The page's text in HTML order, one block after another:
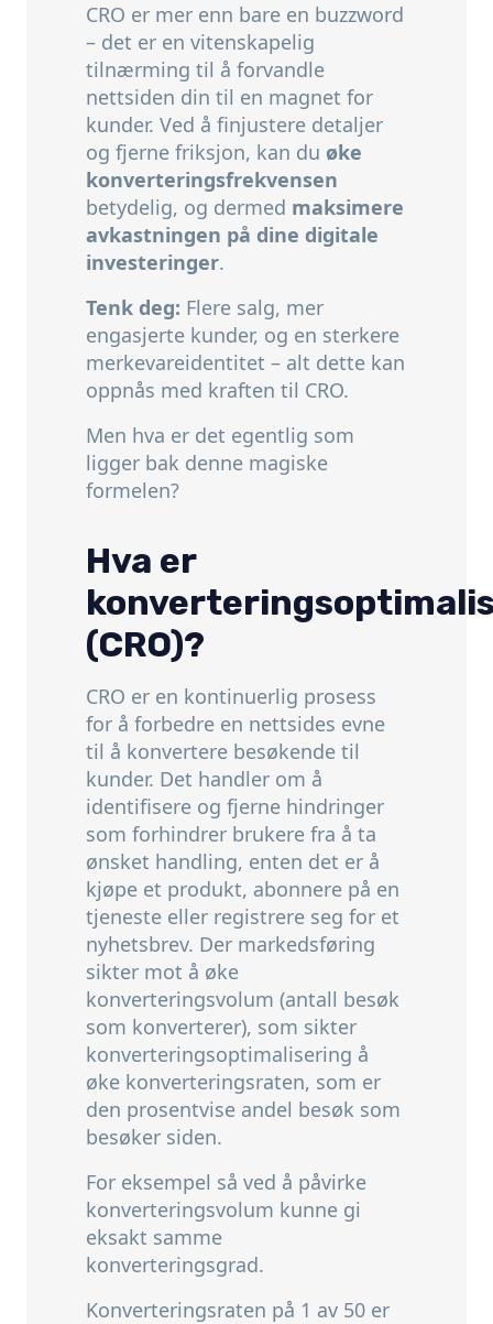
CRO er mer enn bare en buzzword
– det er en vitenskapelig
tilnærming til å forvandle
nettsiden din til en magnet for
kunder. Ved å finjustere detaljer
og fjerne friksjon, kan du øke
konverteringsfrekvensen
betydelig, og dermed maksimere
avkastningen på dine digitale
investeringer.
Tenk deg: Flere salg, mer
engasjerte kunder, og en sterkere
merkevareidentitet – alt dette kan
oppnås med kraften til CRO.
Men hva er det egentlig som
ligger bak denne magiske
formelen?
Hva er
(CRO)?
CRO er en kontinuerlig prosess
for å forbedre en nettsides evne
til å konvertere besøkende til
kunder. Det handler om å
identifisere og fjerne hindringer
som forhindrer brukere fra å ta
ønsket handling, enten det er å
kjøpe et produkt, abonnere på en
tjeneste eller registrere seg for et
nyhetsbrev. Der markedsføring
sikter mot å øke
konverteringsvolum (antall besøk
som konverterer), som sikter
konverteringsoptimalisering å
øke konverteringsraten, som er
den prosentvise andel besøk som
besøker siden.
For eksempel så ved å påvirke
konverteringsvolum kunne gi
eksakt samme
konverteringsgrad.
Konverteringsraten på 1 av 50 er